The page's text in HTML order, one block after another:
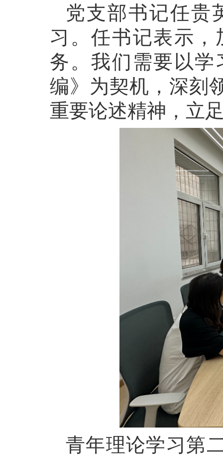
党支部书记任贵
习。任书记表示
务。我们需要以
编》为契机，深刻
重要论述精神，立
青年理论学习第